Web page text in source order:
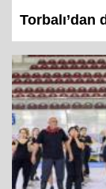
Torbalı’dan